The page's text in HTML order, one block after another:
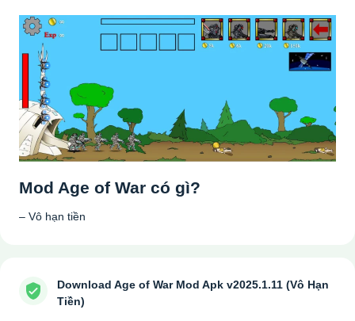
Mod Age of War có gì?
– Vô hạn tiền
Download Age of War Mod Apk v2025.1.11 (Vô Hạn
Tiền)